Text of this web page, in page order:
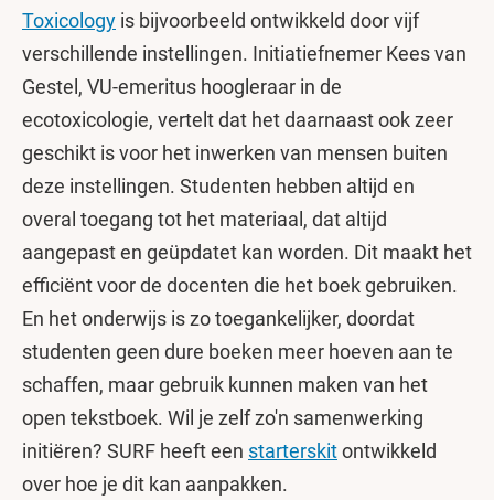
Toxicology is bijvoorbeeld ontwikkeld door vijf
verschillende instellingen. Initiatiefnemer Kees van
Gestel, VU-emeritus hoogleraar in de
ecotoxicologie, vertelt dat het daarnaast ook zeer
geschikt is voor het inwerken van mensen buiten
deze instellingen. Studenten hebben altijd en
overal toegang tot het materiaal, dat altijd
aangepast en geüpdatet kan worden. Dit maakt het
efficiënt voor de docenten die het boek gebruiken.
En het onderwijs is zo toegankelijker, doordat
studenten geen dure boeken meer hoeven aan te
schaffen, maar gebruik kunnen maken van het
open tekstboek. Wil je zelf zo'n samenwerking
initiëren? SURF heeft een starterskitontwikkeld
over hoe je dit kan aanpakken.